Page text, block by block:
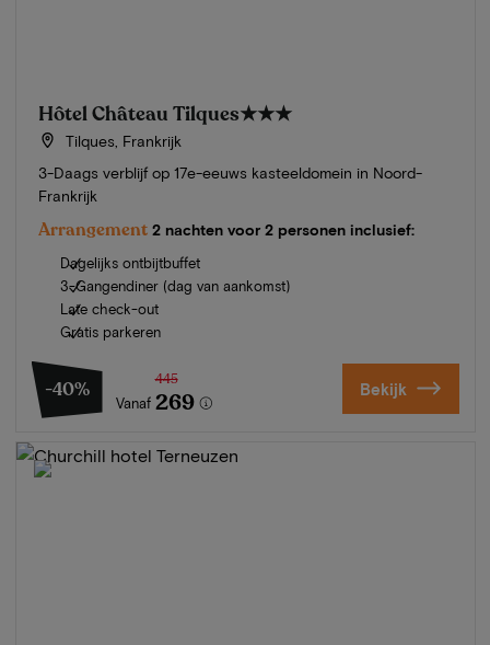
Hôtel Château Tilques★★★
Tilques, Frankrijk
3-Daags verblijf op 17e-eeuws kasteeldomein in Noord-
Frankrijk
Arrangement 2 nachten voor 2 personen inclusief:
Dagelijks ontbijtbuffet
3-Gangendiner (dag van aankomst)
Late check-out
Gratis parkeren
-40%
Vanaf
445
269 Bekijk